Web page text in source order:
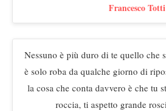
Francesco Totti
Nessuno è più duro di te quello che
è solo roba da qualche giorno di
la cosa che conta davvero è che tu
roccia, ti aspetto grande